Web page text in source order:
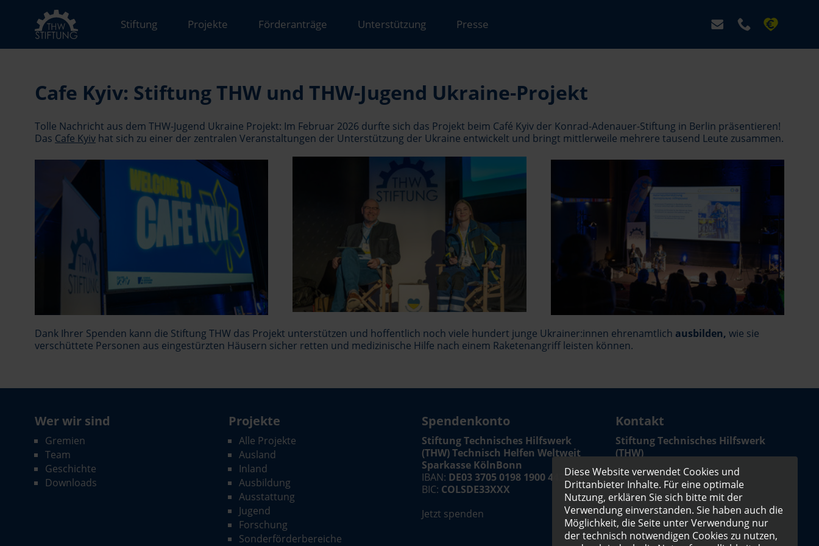
Stiftung Projekte Förderanträge Unterstützung Presse
Cafe Kyiv: Stiftung THW und THW-Jugend Ukraine-Projekt
Tolle Nachricht aus dem THW-Jugend Ukraine Projekt: Im Februar 2026 durfte sich das Projekt beim Café Kyiv der Konrad-Adenauer-Stiftung in Berlin präsentieren!
Das Cafe Kyiv hat sich zu einer der zentralen Veranstaltungen der Unterstützung der Ukraine entwickelt und bringt mittlerweile mehrere tausend Leute zusammen.
Dank Ihrer Spenden kann die Stiftung THW das Projekt unterstützen und hoffentlich noch viele hundert junge Ukrainer:innen ehrenamtlich ausbilden, wie sie
verschüttete Personen aus eingestürzten Häusern sicher retten und medizinische Hilfe nach einem Raketenangriff leisten können.
Wer wir sind
Gremien
Team
Geschichte
Downloads
Projekte
Alle Projekte
Ausland
Inland
Ausbildung
Ausstattung
Jugend
Forschung
Sonderförderbereiche
Spendenkonto
Stiftung Technisches Hilfswerk
(THW) Technisch Helfen Weltweit
Sparkasse KölnBonn
IBAN: DE03 3705 0198 1900 4433 73
BIC: COLSDE33XXX
Jetzt spenden
Kontakt
Stiftung Technisches Hilfswerk
(THW)
Geschäftsstelle
Dr. Cornelia Lawrenz
Friedrichstr. 130b
10117 Berlin
Telefon: +49 (0)30 - 288769825
Diese Website verwendet Cookies und
Drittanbieter Inhalte. Für eine optimale
Nutzung, erklären Sie sich bitte mit der
Verwendung einverstanden. Sie haben auch die
Möglichkeit, die Seite unter Verwendung nur
der technisch notwendigen Cookies zu nutzen,